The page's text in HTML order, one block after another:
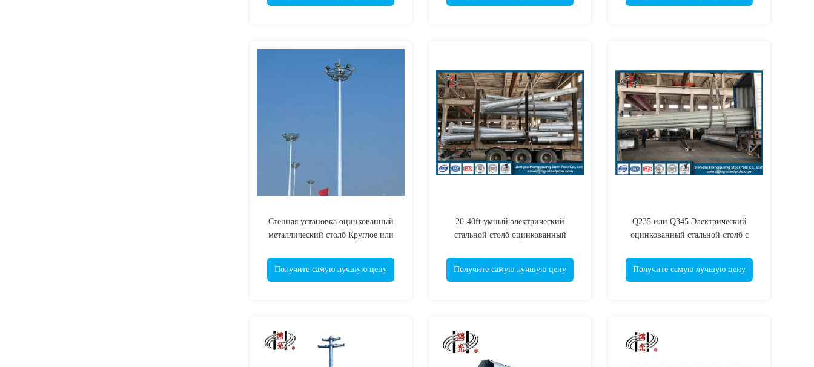
Стенная установка оцинкованный
металлический столб Круглое или
Получите самую лучшую цену
20-40ft умный электрический
стальной столб оцинкованный
Получите самую лучшую цену
Q235 или Q345 Электрический
оцинкованный стальной столб с
Получите самую лучшую цену